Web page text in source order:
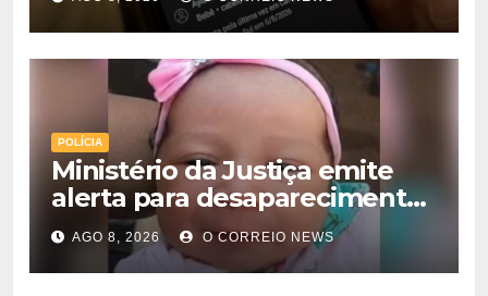
POLÍCIA
Ministério da Justiça emite
alerta para desaparecimento
de bebê de 28 dias em MS;
polícia apura suposto
sequestro
AGO 8, 2026 O CORREIO NEWS